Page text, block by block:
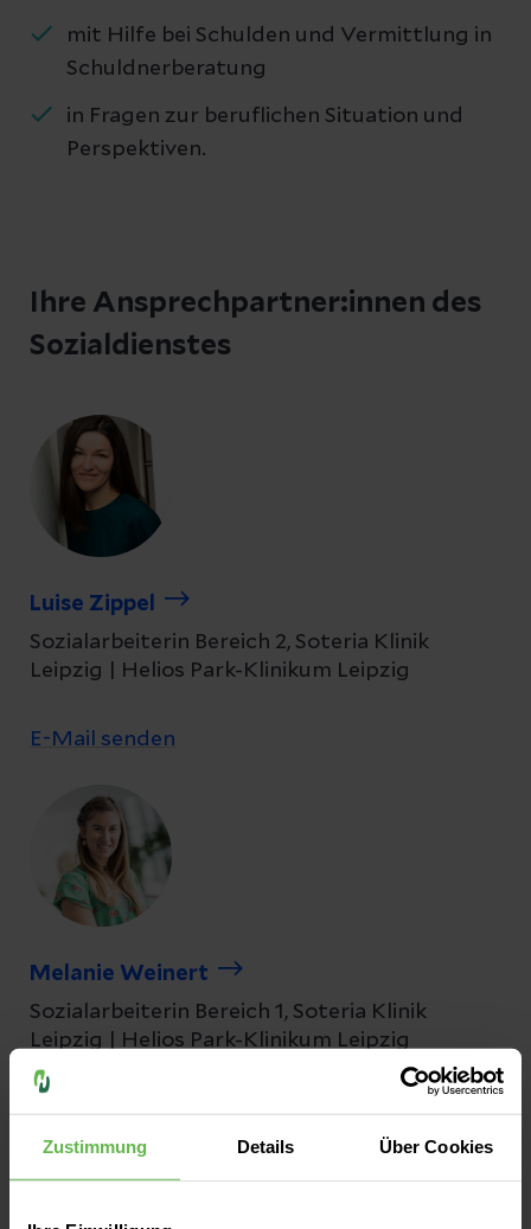
Zustimmung Details Über Cookies
mit Hilfe bei Schulden und Vermittlung in
Schuldnerberatung
in Fragen zur beruflichen Situation und
Perspektiven.
Ihre Ansprechpartner:innen des
Sozialdienstes
Luise Zippel
Sozialarbeiterin Bereich 2, Soteria Klinik
Leipzig | Helios Park-Klinikum Leipzig
E-Mail senden
Melanie Weinert
Sozialarbeiterin Bereich 1, Soteria Klinik
Leipzig | Helios Park-Klinikum Leipzig
E-Mail senden